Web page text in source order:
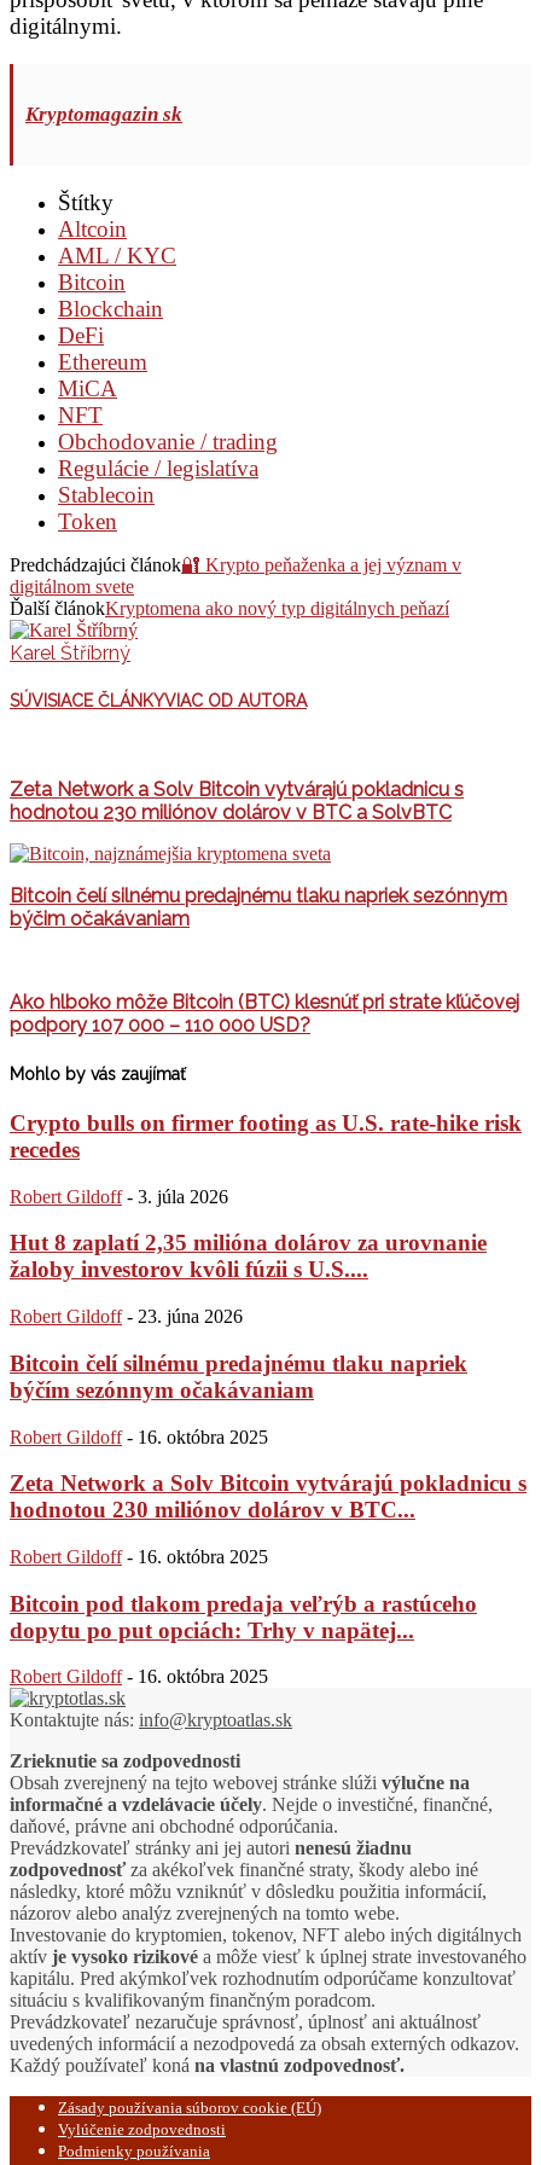
digitálnymi.
Kryptomagazin sk
Štítky
Altcoin
AML / KYC
Bitcoin
Blockchain
DeFi
Ethereum
MiCA
NFT
Obchodovanie / trading
Regulácie / legislatíva
Stablecoin
Token
Predchádzajúci článok🔐 Krypto peňaženka a jej význam v
digitálnom svete
Ďalší článokKryptomena ako nový typ digitálnych peňazí
Karel Štříbrný
SÚVISIACE ČLÁNKYVIAC OD AUTORA
Zeta Network a Solv Bitcoin vytvárajú pokladnicu s
hodnotou 230 miliónov dolárov v BTC a SolvBTC
Bitcoin čelí silnému predajnému tlaku napriek sezónnym
býčim očakávaniam
Ako hlboko môže Bitcoin (BTC) klesnúť pri strate kľúčovej
podpory 107 000 – 110 000 USD?
Mohlo by vás zaujímať
Crypto bulls on firmer footing as U.S. rate-hike risk
recedes
Robert Gildoff - 3. júla 2026
Hut 8 zaplatí 2,35 milióna dolárov za urovnanie
žaloby investorov kvôli fúzii s U.S....
Robert Gildoff - 23. júna 2026
Bitcoin čelí silnému predajnému tlaku napriek
býčím sezónnym očakávaniam
Robert Gildoff - 16. októbra 2025
Zeta Network a Solv Bitcoin vytvárajú pokladnicu s
hodnotou 230 miliónov dolárov v BTC...
Robert Gildoff - 16. októbra 2025
Bitcoin pod tlakom predaja veľrýb a rastúceho
dopytu po put opciách: Trhy v napätej...
Robert Gildoff - 16. októbra 2025
Kontaktujte nás: info@kryptoatlas.sk
Zrieknutie sa zodpovednosti
Obsah zverejnený na tejto webovej stránke slúži výlučne na
informačné a vzdelávacie účely. Nejde o investičné, finančné,
daňové, právne ani obchodné odporúčania.
Prevádzkovateľ stránky ani jej autori nenesú žiadnu
zodpovednosťza akékoľvek finančné straty, škody alebo iné
následky, ktoré môžu vzniknúť v dôsledku použitia informácií,
názorov alebo analýz zverejnených na tomto webe.
Investovanie do kryptomien, tokenov, NFT alebo iných digitálnych
aktív je vysoko rizikové a môže viesť k úplnej strate investovaného
kapitálu. Pred akýmkoľvek rozhodnutím odporúčame konzultovať
situáciu s kvalifikovaným finančným poradcom.
Prevádzkovateľ nezaručuje správnosť, úplnosť ani aktuálnosť
uvedených informácií a nezodpovedá za obsah externých odkazov.
Každý používateľ koná na vlastnú zodpovednosť.
Zásady používania súborov cookie (EÚ)
Vylúčenie zodpovednosti
Podmienky používania